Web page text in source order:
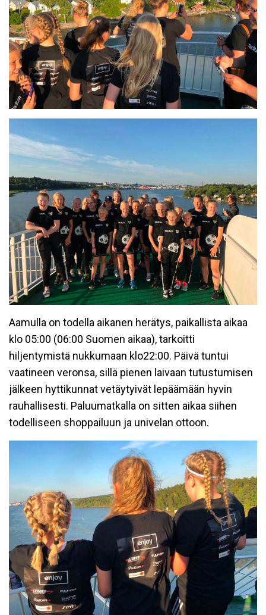
Aamulla on todella aikanen herätys, paikallista aikaa
klo 05:00 (06:00 Suomen aikaa), tarkoitti
hiljentymistä nukkumaan klo22:00. Päivä tuntui
vaatineen veronsa, sillä pienen laivaan tutustumisen
jälkeen hyttikunnat vetäytyivät lepäämään hyvin
rauhallisesti. Paluumatkalla on sitten aikaa siihen
todelliseen shoppailuun ja univelan ottoon.